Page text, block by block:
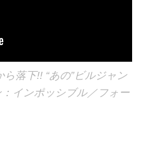
落下!! “あの”ビルジャン
インポッシブル／フォー